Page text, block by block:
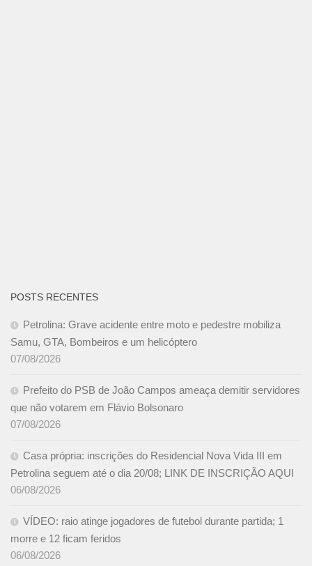
POSTS RECENTES
Petrolina: Grave acidente entre moto e pedestre mobiliza
Samu, GTA, Bombeiros e um helicóptero
07/08/2026
Prefeito do PSB de João Campos ameaça demitir servidores
que não votarem em Flávio Bolsonaro
07/08/2026
Casa própria: inscrições do Residencial Nova Vida III em
Petrolina seguem até o dia 20/08; LINK DE INSCRIÇÃO AQUI
06/08/2026
VÍDEO: raio atinge jogadores de futebol durante partida; 1
morre e 12 ficam feridos
06/08/2026